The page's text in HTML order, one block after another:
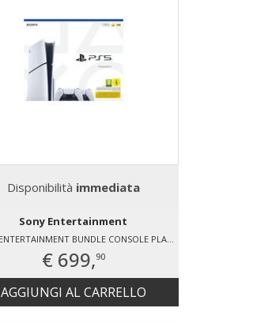
Disponibilità immediata
Sony Entertainment
SONY ENTERTAINMENT BUNDLE CONSOLE PLAYSTATION®5 1 TB - DUE CONTROLLER WIRELESS DUALSENSE®
€ 699,90
AGGIUNGI AL CARRELLO